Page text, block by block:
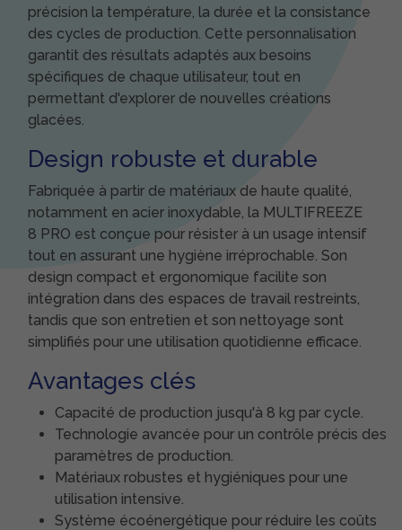
précision la température, la durée et la consistance
des cycles de production. Cette personnalisation
garantit des résultats adaptés aux besoins
spécifiques de chaque utilisateur, tout en
permettant d'explorer de nouvelles créations
glacées.
Design robuste et durable
Fabriquée à partir de matériaux de haute qualité,
notamment en acier inoxydable, la MULTIFREEZE
8 PRO est conçue pour résister à un usage intensif
tout en assurant une hygiène irréprochable. Son
design compact et ergonomique facilite son
intégration dans des espaces de travail restreints,
tandis que son entretien et son nettoyage sont
simplifiés pour une utilisation quotidienne efficace.
Avantages clés
Capacité de production jusqu'à 8 kg par cycle.
Technologie avancée pour un contrôle précis des
paramètres de production.
Matériaux robustes et hygiéniques pour une
utilisation intensive.
Système écoénergétique pour réduire les coûts